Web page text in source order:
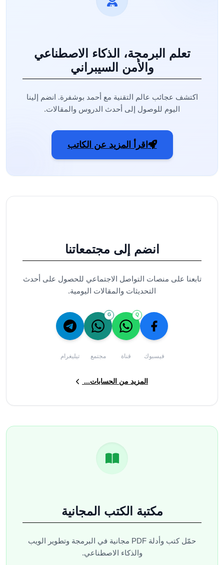
تعلم البرمجة، الذكاء الاصطناعي
والأمن السيبراني
اكتشف عجائب عالم التقنية مع أحمد بوشفرة. انضم إلينا
اليوم للوصول إلى أحدث الدروس والمقالات.
اقرأ المزيد عن الكاتب
انضم إلى مجتمعاتنا
تابعنا على منصات التواصل الاجتماعي للحصول على أحدث
التحديثات والمقالات اليومية.
Q
G
فيسبوك قناة مجتمع تيليغرام
المزيد من الحسابات...
مكتبة الكتب المجانية
حمّل كتب وأدلة PDF مجانية في البرمجة وتطوير الويب
والذكاء الاصطناعي.